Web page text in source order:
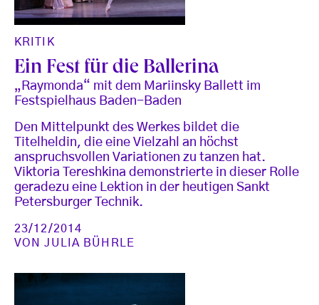
KRITIK
Ein Fest für die Ballerina
„Raymonda“ mit dem Mariinsky Ballett im
Festspielhaus Baden-Baden
Den Mittelpunkt des Werkes bildet die
Titelheldin, die eine Vielzahl an höchst
anspruchsvollen Variationen zu tanzen hat.
Viktoria Tereshkina demonstrierte in dieser Rolle
geradezu eine Lektion in der heutigen Sankt
Petersburger Technik.
23/12/2014
VONJULIA BÜHRLE